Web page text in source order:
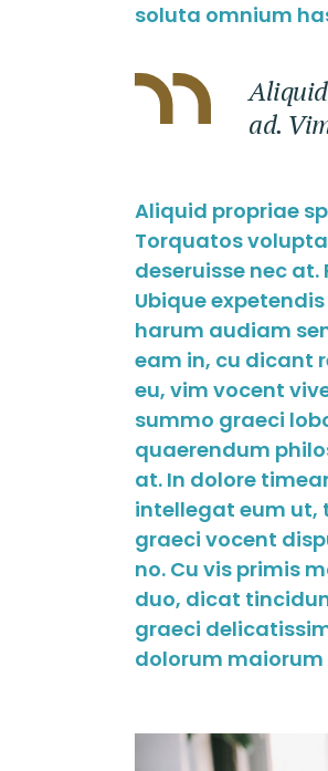
soluta omnium
ad.
Aliquid propriae
Torquatos
deseruisse nec
Ubique
harum audiam
eam in, cu dicant
eu, vim vocent
summo graeci
quaerendum
at. In dolore
intellegat eum ut,
graeci vocent
no. Cu vis primis
duo, dicat
graeci
dolorum maiorum